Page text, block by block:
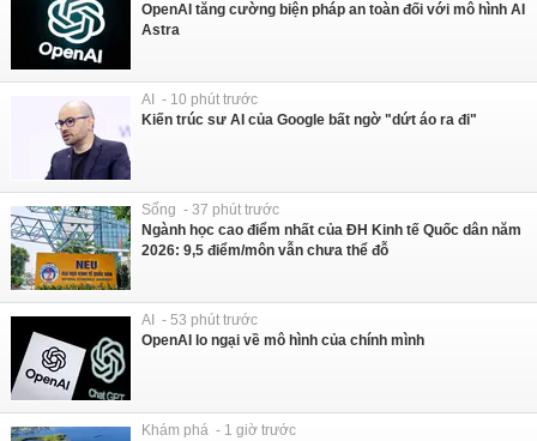
OpenAI tăng cường biện pháp an toàn đối với mô hình AI
Astra
AI - 10 phút trước
Kiến trúc sư AI của Google bất ngờ "dứt áo ra đi"
Sống - 37 phút trước
Ngành học cao điểm nhất của ĐH Kinh tế Quốc dân năm
2026: 9,5 điểm/môn vẫn chưa thể đỗ
AI - 53 phút trước
OpenAI lo ngại về mô hình của chính mình
Khám phá - 1 giờ trước